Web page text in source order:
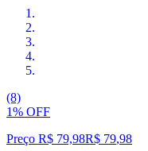
(8)
1% OFF
Preço R$ 79,98R$ 79,98